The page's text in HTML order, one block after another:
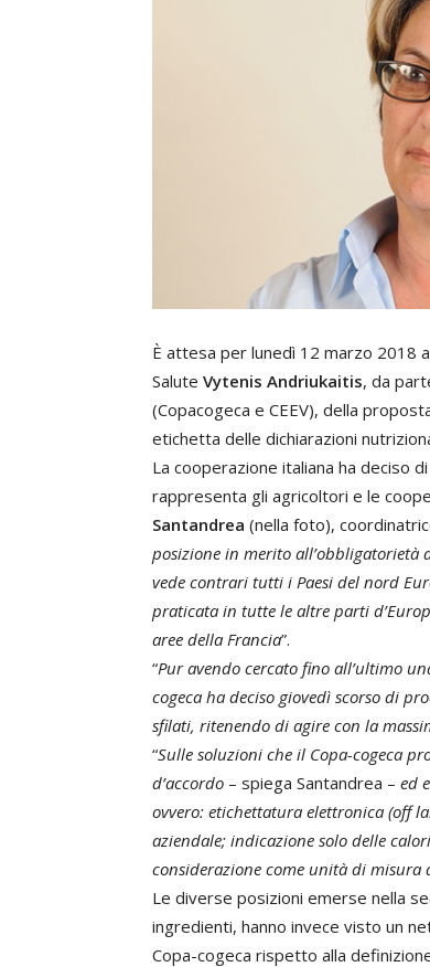
È attesa per lunedì 12 marzo 2018
Salute Vytenis Andriukaitis, da
(Copacogeca e CEEV), della
etichetta delle dichiarazioni
La cooperazione italiana ha deciso
rappresenta gli agricoltori e le
Santandrea (nella foto),
posizione in merito all’obbligatorietà
vede contrari tutti i Paesi del nord
praticata in tutte le altre parti
aree della Francia”.
“Pur avendo cercato fino all’ultimo
cogeca ha deciso giovedì scorso di
sfilati, ritenendo di agire con la
“Sulle soluzioni che il Copa-cogeca
d’accordo – spiega Santandrea – ed
ovvero: etichettatura elettronica (off
aziendale; indicazione solo delle
considerazione come unità di
Le diverse posizioni emerse nella
ingredienti, hanno invece visto un
Copa-cogeca rispetto alla